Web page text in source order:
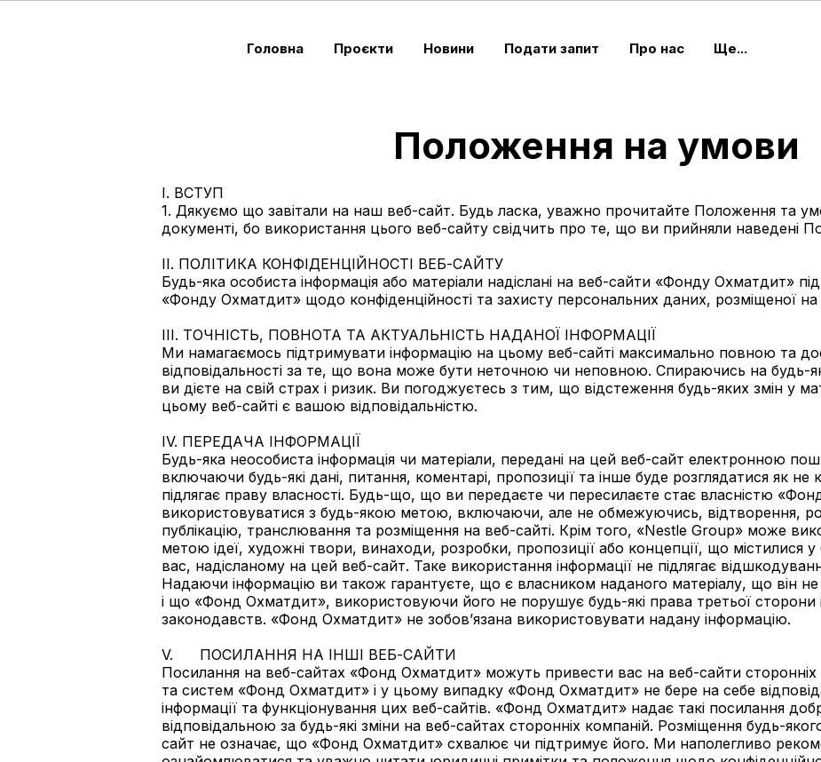
Головна Проєкти Новини Подати запит Про нас Ще...
Положення на умови
I. ВСТУП
1. Дякуємо що завітали на наш веб-сайт. Будь ласка, уважно прочитайте Положення та
документі, бо використання цього веб-сайту свідчить про те, що ви прийняли наведені
II. ПОЛІТИКА КОНФІДЕНЦІЙНОСТІ ВЕБ-САЙТУ
Будь-яка особиста інформація або матеріали надіслані на веб-сайти «Фонду Охматдит»
«Фонду Охматдит» щодо конфіденційності та захисту персональних даних, розміщеної на
III. ТОЧНІСТЬ, ПОВНОТА ТА АКТУАЛЬНІСТЬ НАДАНОЇ ІНФОРМАЦІЇ
Ми намагаємось підтримувати інформацію на цьому веб-сайті максимально повною та
відповідальності за те, що вона може бути неточною чи неповною. Спираючись на будь-
ви дієте на свій страх і ризик. Ви погоджуєтесь з тим, що відстеження будь-яких змін у
цьому веб-сайті є вашою відповідальністю.
IV. ПЕРЕДАЧА ІНФОРМАЦІЇ
Будь-яка неособиста інформація чи матеріали, передані на цей веб-сайт електронною
включаючи будь-які дані, питання, коментарі, пропозиції та інше буде розглядатися як не
підлягає праву власності. Будь-що, що ви передаєте чи пересилаєте стає власністю
використовуватися з будь-якою метою, включаючи, але не обмежуючись, відтворення,
публікацію, транслювання та розміщення на веб-сайті. Крім того, «Nestle Group» може
метою ідеї, художні твори, винаходи, розробки, пропозиції або концепції, що містилися у
вас, надісланому на цей веб-сайт. Таке використання інформації не підлягає
Надаючи інформацію ви також гарантуєте, що є власником наданого матеріалу, що він
і що «Фонд Охматдит», використовуючи його не порушує будь-які права третьої сторони
законодавств. «Фонд Охматдит» не зобов’язана використовувати надану інформацію.
V. ПОСИЛАННЯ НА ІНШІ ВЕБ-САЙТИ
Посилання на веб-сайтах «Фонд Охматдит» можуть привести вас на веб-сайти
та систем «Фонд Охматдит» і у цьому випадку «Фонд Охматдит» не бере на себе
інформації та функціонування цих веб-сайтів. «Фонд Охматдит» надає такі посилання
відповідальною за будь-які зміни на веб-сайтах сторонніх компаній. Розміщення будь-
сайт не означає, що «Фонд Охматдит» схвалює чи підтримує його. Ми наполегливо